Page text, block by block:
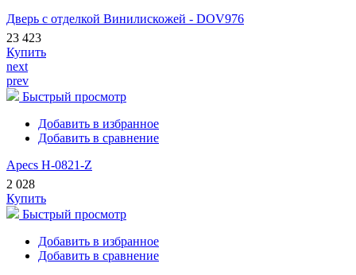
Дверь с отделкой Винилискожей - DOV976
23 423
Купить
next
prev
Быстрый просмотр
Добавить в избранное
Добавить в сравнение
Apecs H-0821-Z
2 028
Купить
Быстрый просмотр
Добавить в избранное
Добавить в сравнение